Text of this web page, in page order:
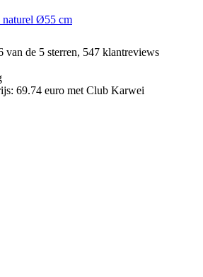
naturel Ø55 cm
van de 5 sterren, 547 klantreviews
69.74 euro met Club Karwei